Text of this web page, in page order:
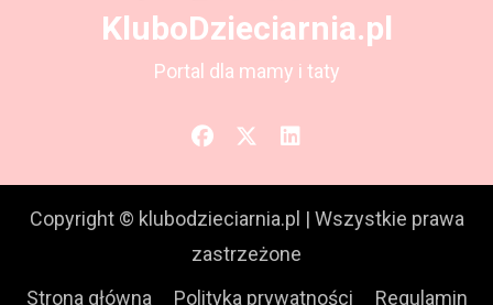
KluboDzieciarnia.pl
Portal dla mamy i taty
Copyright © klubodzieciarnia.pl | Wszystkie prawa
zastrzeżone
Strona główna
Polityka prywatności Regulamin